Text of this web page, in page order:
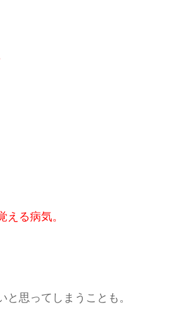
る病気。
思ってしまうことも。